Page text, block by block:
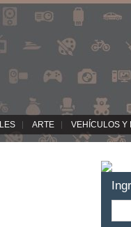
ARTE VEHÍCULOS Y